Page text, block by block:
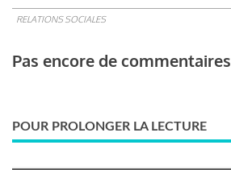
RELATIONS SOCIALES
Pas encore de commentaires
POUR PROLONGER LA LECTURE